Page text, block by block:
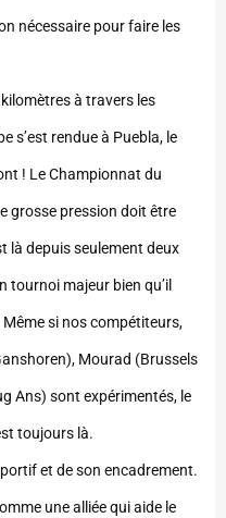
nécessaire pour faire les
à travers les
s’est rendue à Puebla, le
! Le Championnat du
grosse pression doit être
là depuis seulement deux
tournoi majeur bien qu’il
si nos compétiteurs,
Mourad (Brussels
Ans) sont expérimentés, le
toujours là.
et de son encadrement.
une alliée qui aide le